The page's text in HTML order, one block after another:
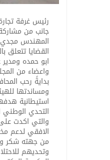
رئيس غرفة
جانب من
المهندس مجدي
القضايا تتعلق
ابو حمده
واعضاء من
بدايةً رحب
ومساندتها
استيطانية
التحدي
والتي اكدت
الافقي لدعم
من جهته شكر
وتحديهم